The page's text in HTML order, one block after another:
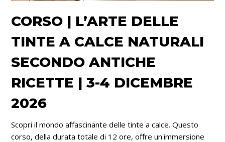
CORSO | L’ARTE DELLE
TINTE A CALCE NATURALI
SECONDO ANTICHE
RICETTE | 3-4 DICEMBRE
2026
Scopri il mondo affascinante delle tinte a calce. Questo
corso, della durata totale di 12 ore, offre un'immersione